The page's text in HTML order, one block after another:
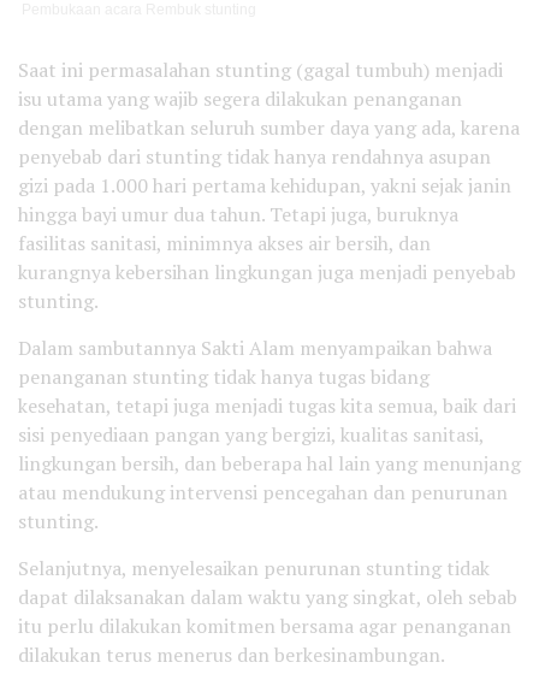
Saat ini permasalahan stunting (gagal tumbuh) menjadi
isu utama yang wajib segera dilakukan penanganan
dengan melibatkan seluruh sumber daya yang ada, karena
penyebab dari stunting tidak hanya rendahnya asupan
gizi pada 1.000 hari pertama kehidupan, yakni sejak janin
hingga bayi umur dua tahun. Tetapi juga, buruknya
fasilitas sanitasi, minimnya akses air bersih, dan
kurangnya kebersihan lingkungan juga menjadi penyebab
stunting.
Dalam sambutannya Sakti Alam menyampaikan bahwa
penanganan stunting tidak hanya tugas bidang
kesehatan, tetapi juga menjadi tugas kita semua, baik dari
sisi penyediaan pangan yang bergizi, kualitas sanitasi,
lingkungan bersih, dan beberapa hal lain yang menunjang
atau mendukung intervensi pencegahan dan penurunan
stunting.
Selanjutnya, menyelesaikan penurunan stunting tidak
dapat dilaksanakan dalam waktu yang singkat, oleh sebab
itu perlu dilakukan komitmen bersama agar penanganan
dilakukan terus menerus dan berkesinambungan.